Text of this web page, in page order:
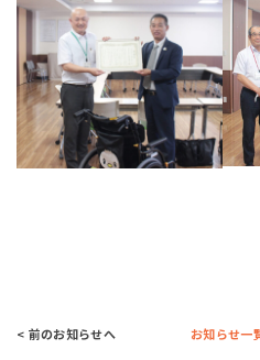
< 前のお知らせへ お知らせ一